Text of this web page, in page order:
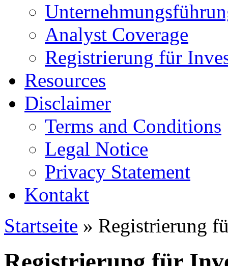
Analyst Coverage
Registrierung für
Resources
Disclaimer
Terms and Conditions
Legal Notice
Privacy Statement
Kontakt
Startseite » Registrierung